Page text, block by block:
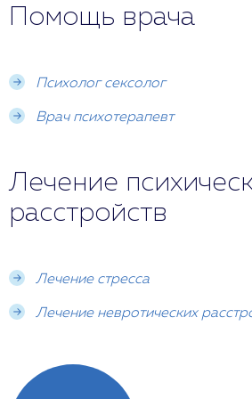
расстройства неизбежно
невроза с последующим
последствий для психики
психотерапевта.
Помощь врача
Психолог сексолог
Врач психотерапевт
Лечение
расстройств
Лечение стресса
Лечение невротических